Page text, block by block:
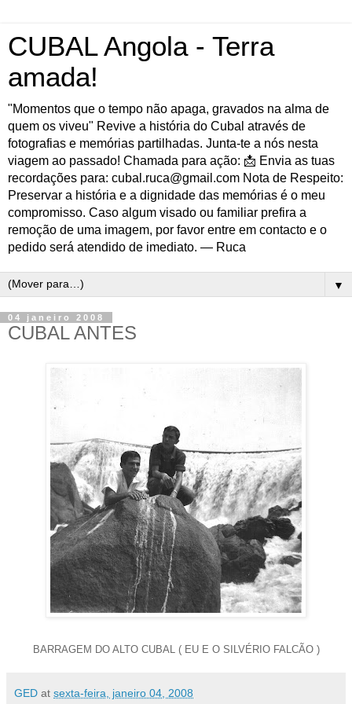
CUBAL Angola - Terra
amada!
"Momentos que o tempo não apaga, gravados na alma de
quem os viveu" Revive a história do Cubal através de
fotografias e memórias partilhadas. Junta-te a nós nesta
viagem ao passado! Chamada para ação: 📩 Envia as tuas
recordações para: cubal.ruca@gmail.com Nota de Respeito:
Preservar a história e a dignidade das memórias é o meu
compromisso. Caso algum visado ou familiar prefira a
remoção de uma imagem, por favor entre em contacto e o
pedido será atendido de imediato. — Ruca
▼
04 janeiro 2008
CUBAL ANTES
BARRAGEM DO ALTO CUBAL ( EU E O SILVÉRIO FALCÃO )
GED at sexta-feira, janeiro 04, 2008